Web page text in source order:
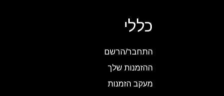
כללי
התחבר/הרשם
ההזמנות שלך
מעקב הזמנות